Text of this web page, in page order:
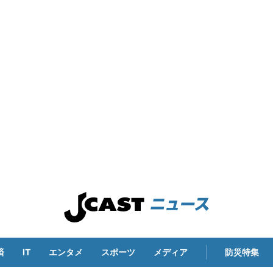
IT エンタメ スポーツ メディア 防災特集